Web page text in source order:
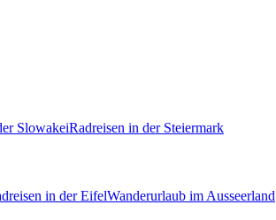
SlowakeiRadreisen in der Steiermark
in der EifelWanderurlaub im Ausseerland